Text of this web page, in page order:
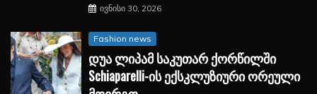
ივნისი 30, 2026
Fashion news
დუა ლიპამ საკუთარ ქორწილში
Schiaparelli-ის ექსკლუზიური ორეული